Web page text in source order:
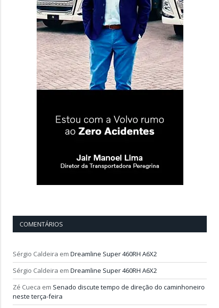
COMENTÁRIOS
Sérgio Caldeira em Dreamline Super 460RH A6X2
Sérgio Caldeira em Dreamline Super 460RH A6X2
Zé Cueca em Senado discute tempo de direção do caminhoneiro
neste terça-feira